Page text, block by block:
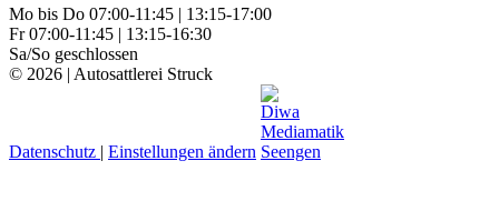
Mo bis Do 07:00-11:45 | 13:15-17:00
Fr 07:00-11:45 | 13:15-16:30
Sa/So geschlossen
© 2026 | Autosattlerei Struck
Datenschutz | Einstellungen ändern